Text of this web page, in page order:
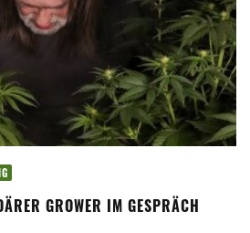
GROWER IM GESPRÄCH